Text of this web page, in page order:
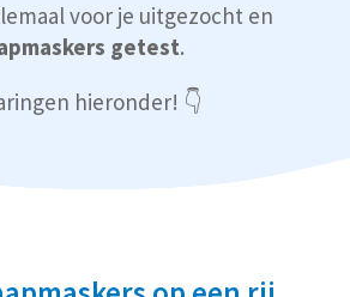
voor je uitgezocht en
getest.
hieronder! 👇